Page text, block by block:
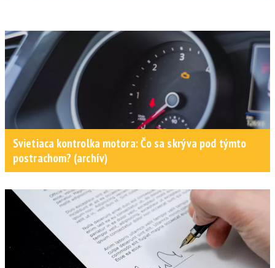
Svietiaca kontrolka motora: Čo sa skrýva pod týmto
postrachom? (archív)